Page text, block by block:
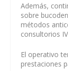
Además,
sobre
métodos
consultorios
El operativo
prestaciones